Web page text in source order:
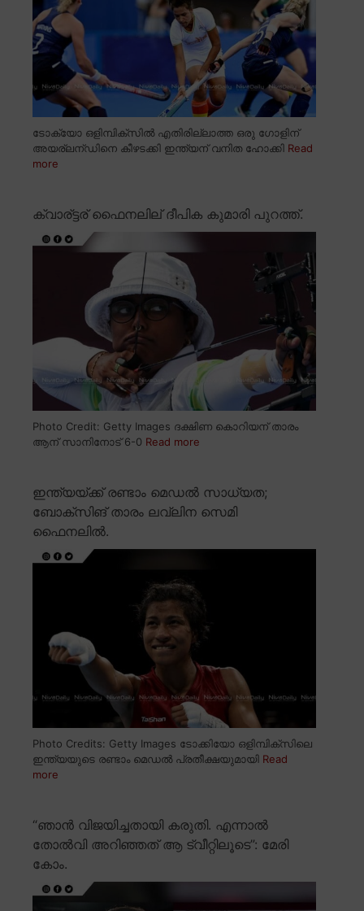
ടോക്യോ ഒളിമ്പിക്സിൽ എതിരില്ലാത്ത ഒരു ഗോളിന്
അയര്ലന്ഡിനെ കീഴടക്കി ഇന്ത്യന് വനിത ഹോക്കി Read
more
ക്വാര്ട്ടര് ഫൈനലില് ദീപിക കുമാരി പുറത്ത്.
Photo Credit: Getty Images ദക്ഷിണ കൊറിയന് താരം
ആന് സാനിനോട് 6-0 Read more
ഇന്ത്യയ്ക്ക് രണ്ടാം മെഡൽ സാധ്യത;
ബോക്സിങ് താരം ലവ്ലിന സെമി
ഫൈനലിൽ.
Photo Credits: Getty Images ടോക്കിയോ ഒളിമ്പിക്സിലെ
ഇന്ത്യയുടെ രണ്ടാം മെഡൽ പ്രതീക്ഷയുമായി Read
more
“ഞാൻ വിജയിച്ചതായി കരുതി. എന്നാൽ
തോൽവി അറിഞ്ഞത് ആ ട്വീറ്റിലൂടെ”: മേരി
കോം.